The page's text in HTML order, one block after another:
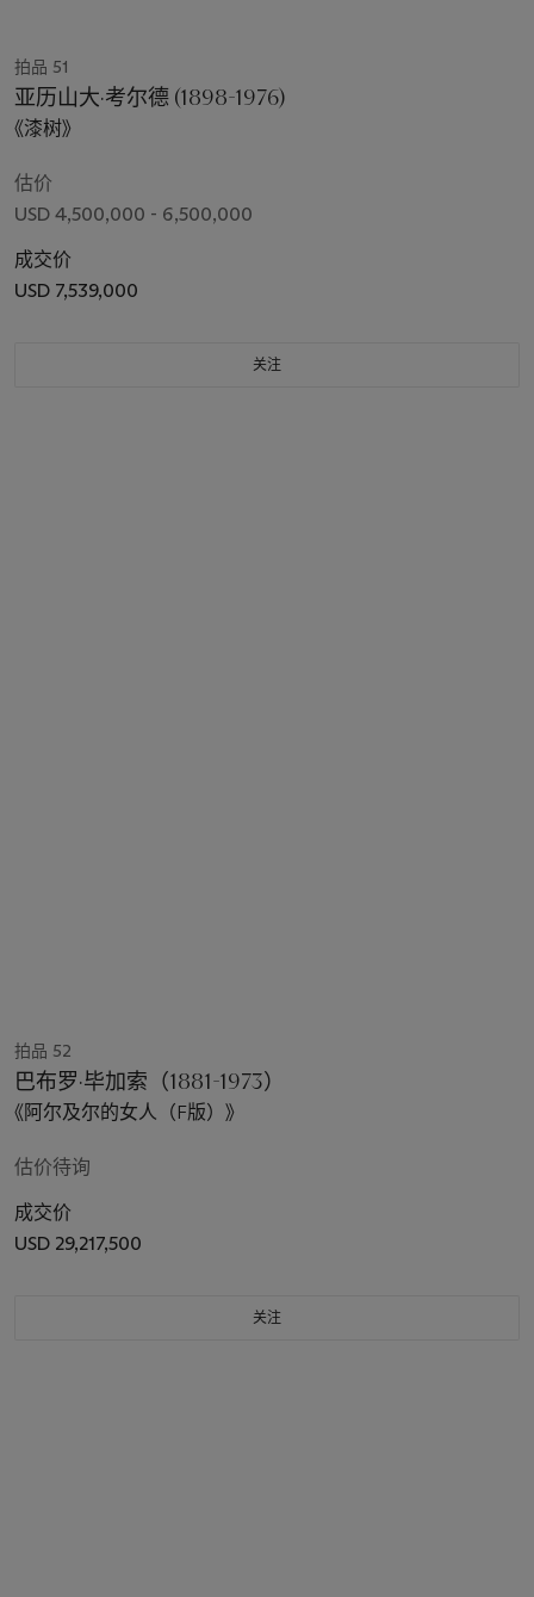
拍品 51
亚历山大·考尔德 (1898-1976)
《漆树》
估价
USD 4,500,000 - 6,500,000
成交价
USD 7,539,000
关注
拍品 52
巴布罗·毕加索（1881-1973）
《阿尔及尔的女人（F版）》
估价待询
成交价
USD 29,217,500
关注